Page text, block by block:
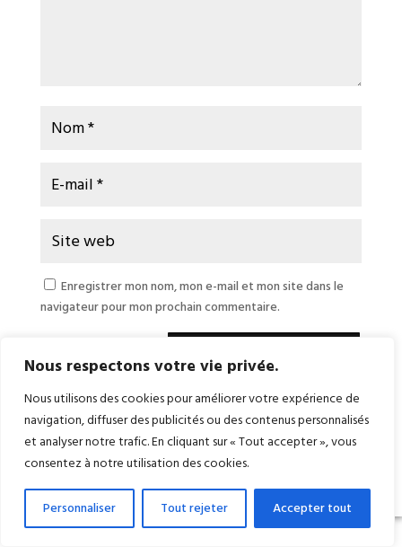
Nous respectons votre vie privée.
Nous utilisons des cookies pour améliorer votre expérience de
navigation, diffuser des publicités ou des contenus personnalisés
et analyser notre trafic. En cliquant sur « Tout accepter », vous
consentez à notre utilisation des cookies.
Personnaliser Tout rejeter Accepter tout
Enregistrer mon nom, mon e-mail et mon site dans le
navigateur pour mon prochain commentaire.